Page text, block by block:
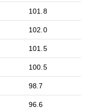
101.8
102.0
101.5
100.5
98.7
96.6